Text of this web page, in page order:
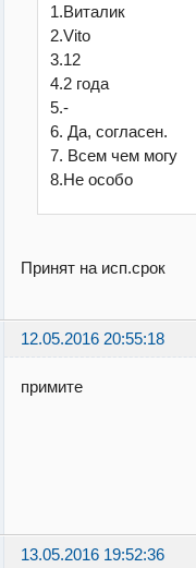
1.Виталик
2.Vito
3.12
4.2 года
5.-
6. Да, согласен.
7. Всем чем могу
8.Не особо
Принят на исп.срок
12.05.2016 20:55:18
примите
13.05.2016 19:52:36